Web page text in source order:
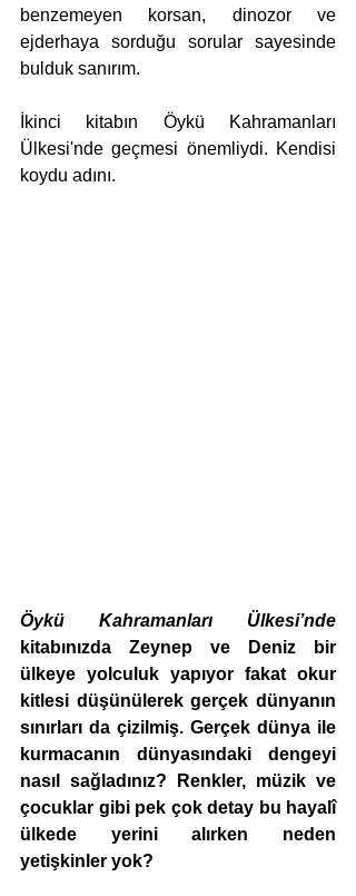
benzemeyen korsan, dinozor ve
ejderhaya sorduğu sorular sayesinde
bulduk sanırım.
İkinci kitabın Öykü Kahramanları
Ülkesi'nde geçmesi önemliydi. Kendisi
koydu adını.
Öykü Kahramanları Ülkesi’nde
kitabınızda Zeynep ve Deniz bir
ülkeye yolculuk yapıyor fakat okur
kitlesi düşünülerek gerçek dünyanın
sınırları da çizilmiş. Gerçek dünya ile
kurmacanın dünyasındaki dengeyi
nasıl sağladınız? Renkler, müzik ve
çocuklar gibi pek çok detay bu hayalî
ülkede yerini alırken neden
yetişkinler yok?